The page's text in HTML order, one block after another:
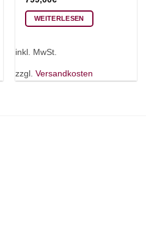
WEITERLESEN
inkl. MwSt.
zzgl. Versandkosten